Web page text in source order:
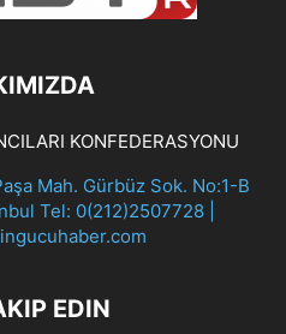
KONFEDERASYONU
Mah. Gürbüz Sok. No:1-B
Tel: 0(212)2507728 |
EDIN